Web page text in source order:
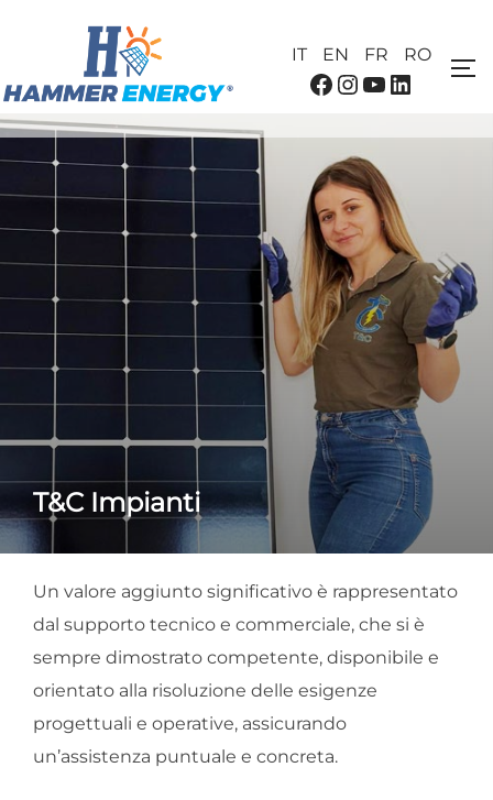
IT EN FR RO
T&C Impianti
Un valore aggiunto significativo è rappresentato
dal supporto tecnico e commerciale, che si è
sempre dimostrato competente, disponibile e
orientato alla risoluzione delle esigenze
progettuali e operative, assicurando
un’assistenza puntuale e concreta.